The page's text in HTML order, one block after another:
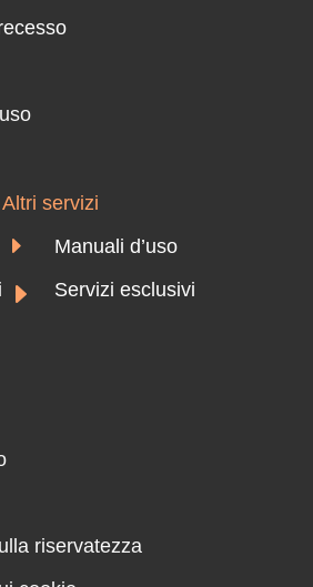
Altri servizi
E Manuali d’uso
E Servizi esclusivi
riservatezza